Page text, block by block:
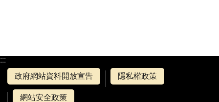
:::
政府網站資料開放宣告
隱私權政策
網站安全政策